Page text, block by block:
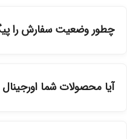
چطور وضعیت سفارش را
سفارشات در سایت، وضعیت
آیا محصولات شما